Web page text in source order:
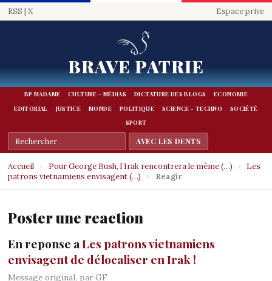
RSS | X Espace prive
BRAVE PATRIE
BP MADAME CULTURE - MÉDIAS DICTATURE DES BLOGS
ECONOMIE
EDITORIAL
JUSTICE MONDE POLITIQUE SCIENCE - TECHNO
SOCIÉTÉ
SPORT
Accueil › Pour George Bush, l’Irak rencontrera le même (…) ›
Les
patrons vietnamiens envisagent (…)
› Reagir
Poster une reaction
En reponse aLes patrons vietnamiens
envisagent de délocaliser en Irak !
Message original, par GF